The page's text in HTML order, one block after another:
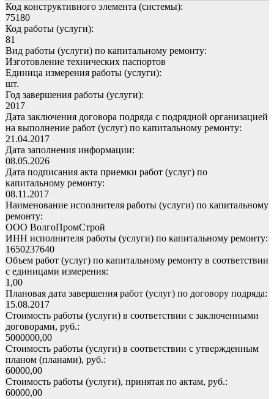
Код конструктивного элемента (системы):
75180
Код работы (услуги):
81
Вид работы (услуги) по капитальному ремонту:
Изготовление технических паспортов
Единица измерения работы (услуги):
шт.
Год завершения работы (услуги):
2017
Дата заключения договора подряда с подрядной организацией
на выполнение работ (услуг) по капитальному ремонту:
21.04.2017
Дата заполнения информации:
08.05.2026
Дата подписания акта приемки работ (услуг) по
капитальному ремонту:
08.11.2017
Наименование исполнителя работы (услуги) по капитальному
ремонту:
ООО ВолгоПромСтрой
ИНН исполнителя работы (услуги) по капитальному ремонту:
1650237640
Объем работ (услуг) по капитальному ремонту в соответствии
с единицами измерения:
1,00
Плановая дата завершения работ (услуг) по договору подряда:
15.08.2017
Стоимость работы (услуги) в соответствии с заключенными
договорами, руб.:
5000000,00
Стоимость работы (услуги) в соответствии с утвержденным
планом (планами), руб.:
60000,00
Стоимость работы (услуги), принятая по актам, руб.:
60000,00